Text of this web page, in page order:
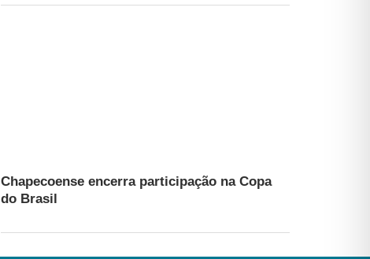
Chapecoense encerra participação na Copa
do Brasil